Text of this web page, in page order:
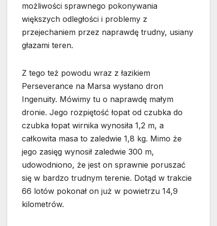
możliwości sprawnego pokonywania
większych odległości i problemy z
przejechaniem przez naprawdę trudny, usiany
głazami teren.
Z tego też powodu wraz z łazikiem
Perseverance na Marsa wysłano dron
Ingenuity. Mówimy tu o naprawdę małym
dronie. Jego rozpiętość łopat od czubka do
czubka łopat wirnika wynosiła 1,2 m, a
całkowita masa to zaledwie 1,8 kg. Mimo że
jego zasięg wynosił zaledwie 300 m,
udowodniono, że jest on sprawnie poruszać
się w bardzo trudnym terenie. Dotąd w trakcie
66 lotów pokonał on już w powietrzu 14,9
kilometrów.